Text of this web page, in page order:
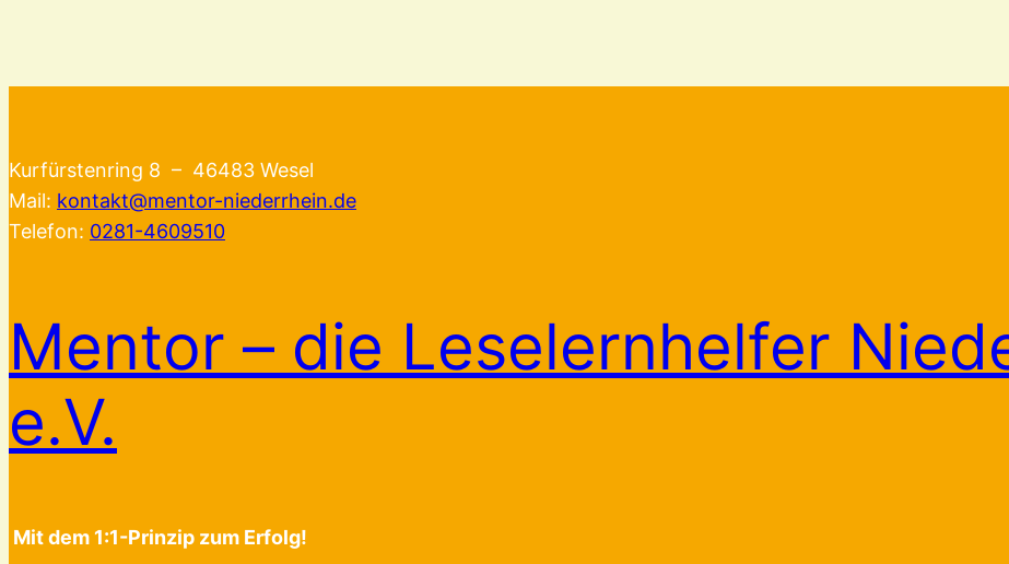
Kurfürstenring 8 – 46483 Wesel
Mail: kontakt@mentor-niederrhein.de
Telefon: 0281-4609510
Mentor – die Leselernhelfer
e.V.
Mit dem 1:1-Prinzip zum Erfolg!